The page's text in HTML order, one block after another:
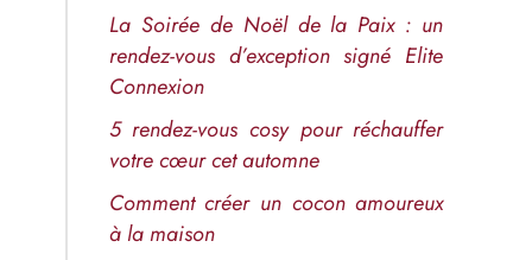
La Soirée de Noël de la Paix : un
rendez-vous d’exception signé Elite
Connexion
5 rendez-vous cosy pour réchauffer
votre cœur cet automne
Comment créer un cocon amoureux
à la maison